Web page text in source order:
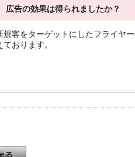
広告の効果は得られましたか？
規客をターゲットにしたフライヤ
おります。